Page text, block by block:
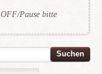
Pause bitte